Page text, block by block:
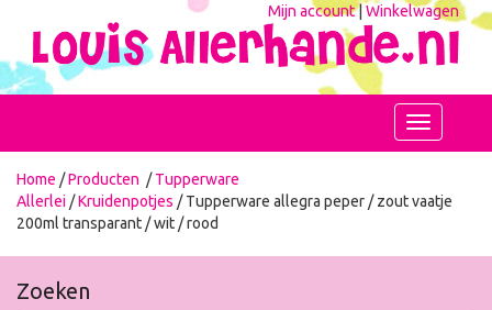
Mijn account|Winkelwagen
Toggle
navigation
Home /Producten /Tupperware
Allerlei /Kruidenpotjes / Tupperware allegra peper / zout vaatje
200ml transparant / wit / rood
Zoeken